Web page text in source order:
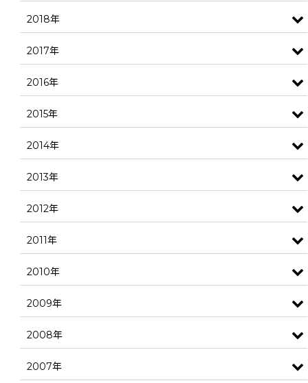
2018年
2017年
2016年
2015年
2014年
2013年
2012年
2011年
2010年
2009年
2008年
2007年